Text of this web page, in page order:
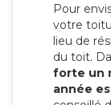
Pour
votre
lieu de
du toit.
forte un
année